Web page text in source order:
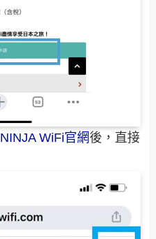
NINJA WiFi官網後，直接